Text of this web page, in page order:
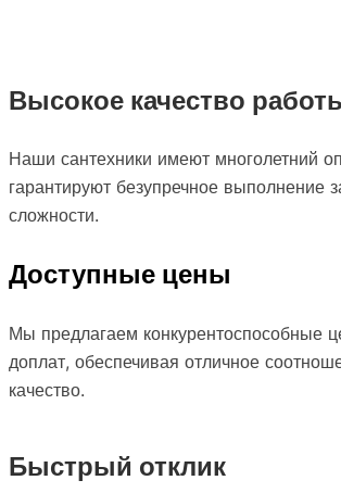
Высокое качество
Наши сантехники имеют многолетний
гарантируют безупречное выполнение
сложности.
Доступные цены
Мы предлагаем конкурентоспособные
доплат, обеспечивая отличное
качество.
Быстрый отклик